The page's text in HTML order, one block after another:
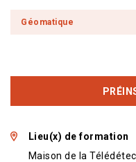
Géomatique
Lieu(x) de formation
Maison de la